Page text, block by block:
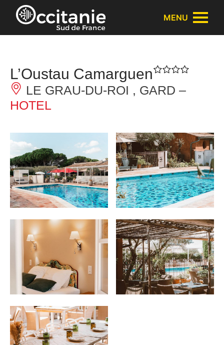
Cookies management panel
MENU
L’Oustau Camarguen
LE GRAU-DU-ROI , GARD –
HOTEL